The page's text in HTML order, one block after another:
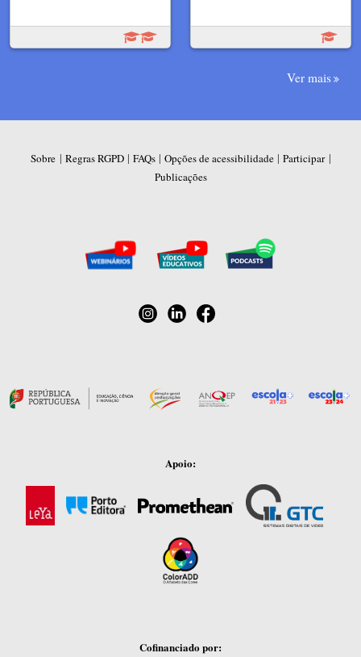
Ver mais
Sobre | Regras RGPD| FAQs| Opções de acessibilidade| Participar|
Publicações
Apoio:
Cofinanciado por: